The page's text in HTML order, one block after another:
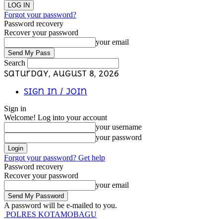
Forgot your password?
Password recovery
Recover your password
your email
Search
Saturday, August 8, 2026
Sign in / Join
Sign in
Welcome! Log into your account
your username
your password
Forgot your password? Get help
Password recovery
Recover your password
your email
A password will be e-mailed to you.
POLRES KOTAMOBAGU